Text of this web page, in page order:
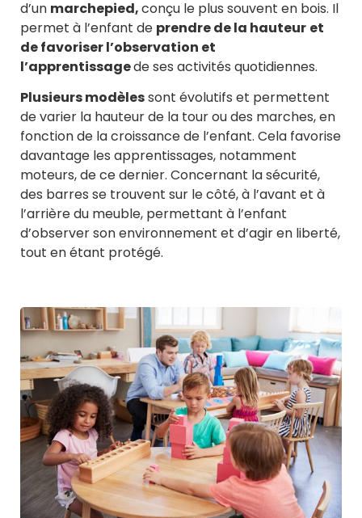
d’un marchepied,conçu le plus souvent en bois. Il
permet à l’enfant de prendre de la hauteur et
de favoriser l’observation et
l’apprentissagede ses activités quotidiennes.
Plusieurs modèlessont évolutifs et permettent
de varier la hauteur de la tour ou des marches, en
fonction de la croissance de l’enfant. Cela favorise
davantage les apprentissages, notamment
moteurs, de ce dernier. Concernant la sécurité,
des barres se trouvent sur le côté, à l’avant et à
l’arrière du meuble, permettant à l’enfant
d’observer son environnement et d’agir en liberté,
tout en étant protégé.